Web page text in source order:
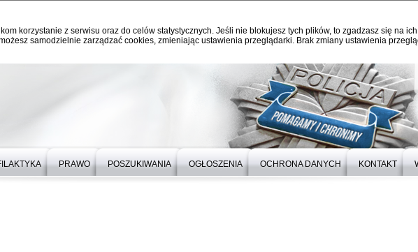
korzystanie z serwisu oraz do celów statystycznych. Jeśli nie blokujesz tych plików, to zgadzasz się na
samodzielnie zarządzać cookies, zmieniając ustawienia przeglądarki. Brak zmiany ustawienia
PRAWO POSZUKIWANIA OGŁOSZENIA OCHRONA DANYCH KONTAKT